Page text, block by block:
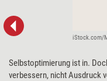
iStock.com/
Selbstoptimierung ist in.
verbessern, nicht Ausdruck